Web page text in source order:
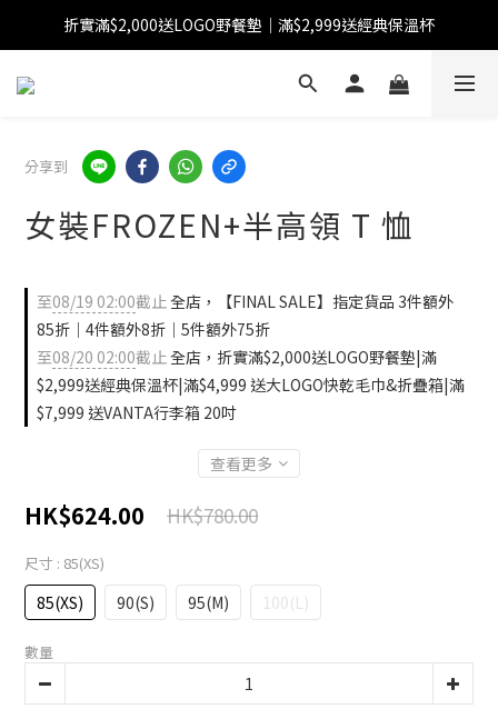
【FINAL SALE】指定商品低至38折
折實滿$2,000送LOGO野餐墊｜滿$2,999送經典保溫杯
【FINAL SALE】全單免運費
分享到
女裝FROZEN+半高領 T 恤
至08/19 02:00截止全店，【FINAL SALE】指定貨品 3件額外
85折｜4件額外8折｜5件額外75折
至08/20 02:00截止全店，折實滿$2,000送LOGO野餐墊|滿
$2,999送經典保溫杯|滿$4,999 送大LOGO快乾毛巾&折疊箱|滿
$7,999 送VANTA行李箱 20吋
查看更多
HK$624.00 HK$780.00
尺寸 : 85(XS)
85(XS) 90(S) 95(M) 100(L)
數量